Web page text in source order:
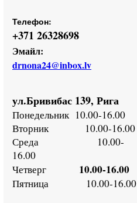
Телефон:
+371 26328698
Эмайл:
drnona24@inbox.lv
ул.Бривибас 139, Рига
Понедельник 10.00-16.00
Вторник 10.00-16.00
Среда 10.00-
16.00
Четверг 10.00-16.00
Пятница 10.00-16.00